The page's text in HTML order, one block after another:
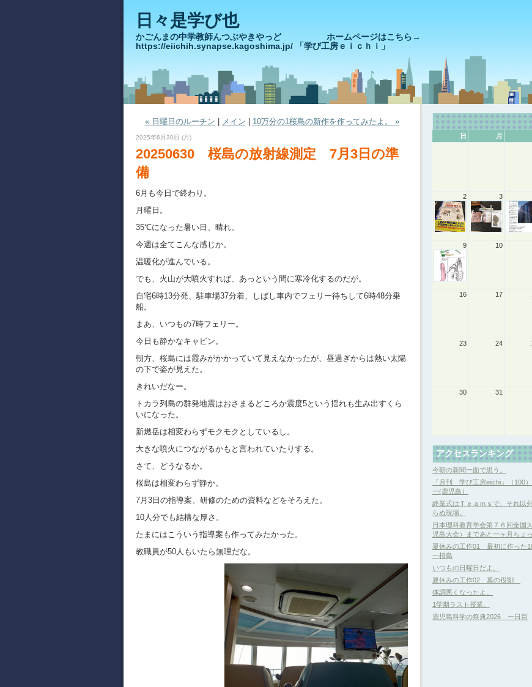
日々是学び也
かごんまの中学教師んつぶやきやっど ホームページはこちら→
https://eiichih.synapse.kagoshima.jp/ 「学び工房ｅｉｃｈｉ」
« 日曜日のルーチン メイン 10万分の1桜島の新作を作ってみたよ。 »
2025年6月30日 (月)
20250630 桜島の放射線測定 7月3日の準
備
6月も今日で終わり。
月曜日。
35℃になった暑い日、晴れ。
今週は全てこんな感じか。
温暖化が進んでいる。
でも、火山が大噴火すれば、あっという間に寒冷化するのだが。
自宅6時13分発、駐車場37分着、しばし車内でフェリー待ちして6時48分乗
船。
まあ、いつもの7時フェリー。
今日も静かなキャビン。
朝方、桜島には霞みがかかっていて見えなかったが、昼過ぎからは熱い太陽
の下で姿が見えた。
きれいだなー。
トカラ列島の群発地震はおさまるどころか震度5という揺れも生み出すくら
いになった。
新燃岳は相変わらずモクモクとしているし。
大きな噴火につながるかもと言われていたりする。
さて、どうなるか。
桜島は相変わらず静か。
7月3日の指導案、研修のための資料などをそろえた。
10人分でも結構な厚さ。
たまにはこういう指導案も作ってみたかった。
教職員が50人もいたら無理だな。
日 月
2 3
9 10
16 17
23 24
30 31
アクセスランキング
今朝の新聞一面で思う。
「月刊 学び工房eiichi」（100
一(鹿児島）
終業式はＴｅａｍｓで、それ以
らぬ現場。
日本理科教育学会第７６回全国
児島大会）まであと一ヶ月ちょ
夏休みの工作01 最初に作った
一桜島
いつもの日曜日だよ。
夏休みの工作02 葉の役割
体調悪くなったよ。
1学期ラスト授業。
鹿児島科学の祭典2026 一日目